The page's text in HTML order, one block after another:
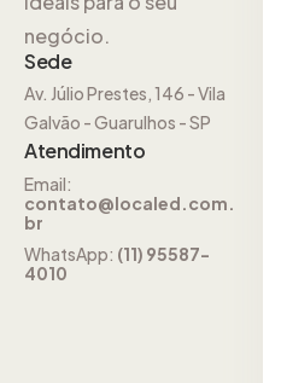
negócio.
Sede
Av. Júlio Prestes, 146 - Vila
Galvão - Guarulhos - SP
Atendimento
Email:
contato@localed.com.
br
WhatsApp: (11) 95587-
4010